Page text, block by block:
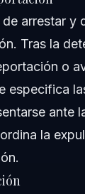
arrestar y
Tras la
o
especifica
ante
la